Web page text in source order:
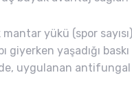
mantar yükü (spor
giyerken yaşadığı
uygulanan